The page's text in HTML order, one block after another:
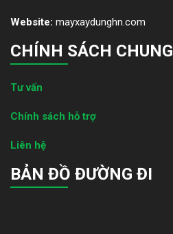
Website: mayxaydunghn.com
CHÍNH SÁCH CHUNG
Tư vấn
Chính sách hỗ trợ
Liên hệ
BẢN ĐỒ ĐƯỜNG ĐI